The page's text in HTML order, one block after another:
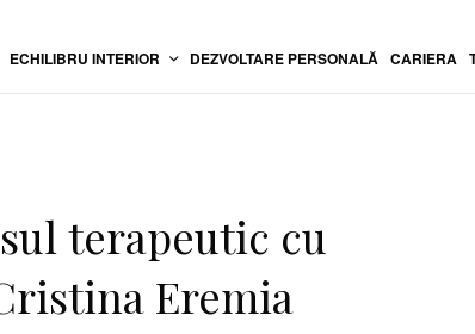
ECHILIBRU INTERIOR DEZVOLTARE PERSONALĂ CARIERA
terapeutic cu
Eremia